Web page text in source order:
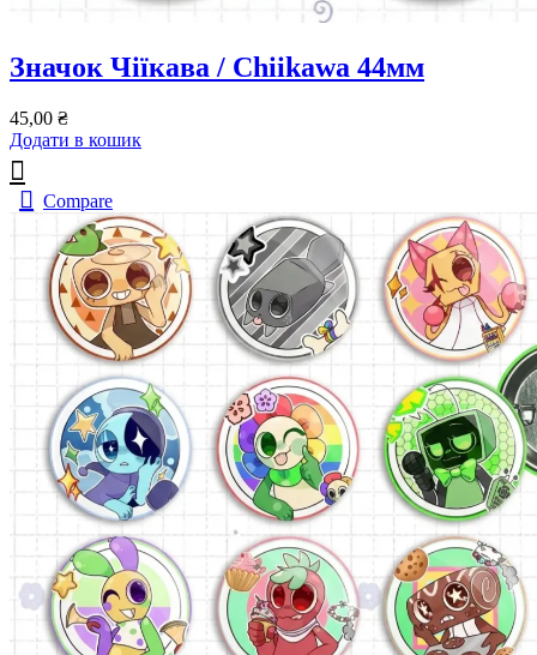
Значок Чіїкава / Chiikawa 44мм
45,00 ₴
Додати в кошик
Compare